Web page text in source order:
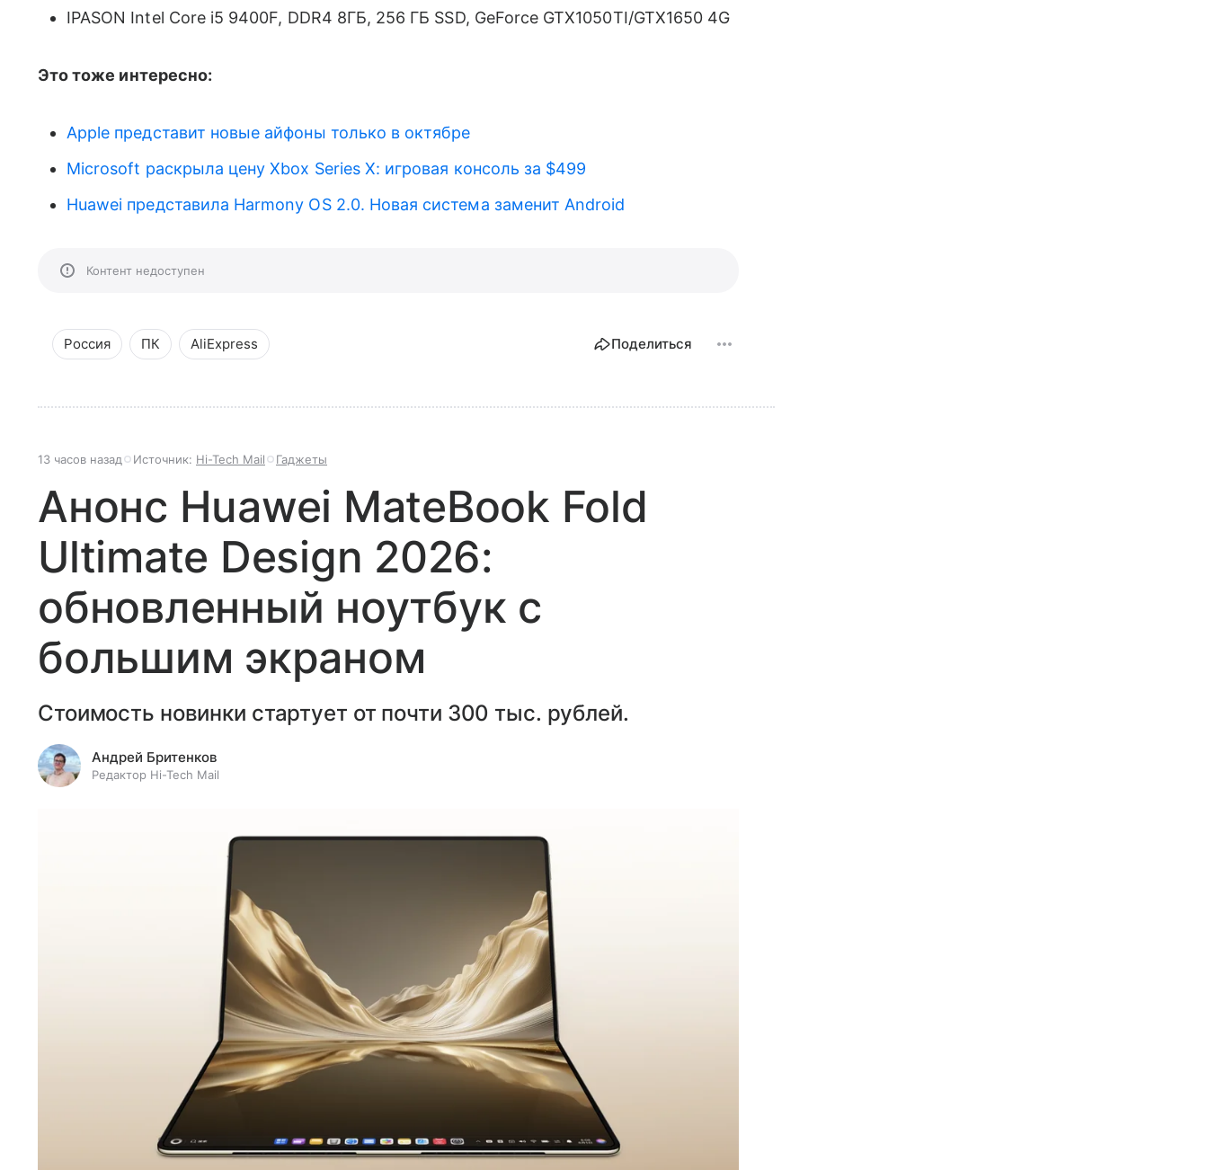
IPASON Intel Core i5 9400F, DDR4 8ГБ, 256 ГБ SSD, GeForce GTX1050TI/GTX1650 4G
Это тоже интересно:
Apple представит новые айфоны только в октябре
Microsoft раскрыла цену Xbox Series X: игровая консоль за $499
Huawei представила Harmony OS 2.0. Новая система заменит Android
Контент недоступен
Россия ПК AliExpress Поделиться
13 часов назад Источник: Hi-Tech Mail Гаджеты
Анонс Huawei MateBook Fold
Ultimate Design 2026:
обновленный ноутбук с
большим экраном
Стоимость новинки стартует от почти 300 тыс. рублей.
Андрей Бритенков
Редактор Hi-Tech Mail